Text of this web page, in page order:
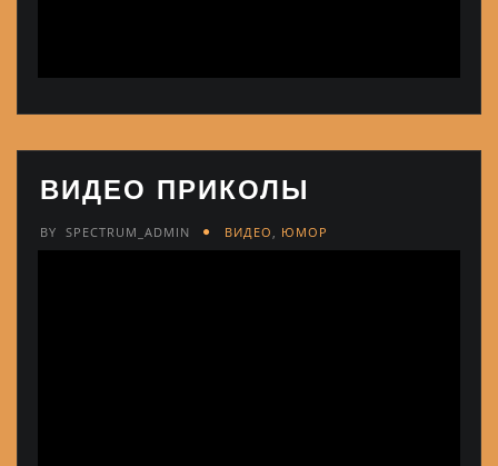
ВИДЕО ПРИКОЛЫ
BY SPECTRUM_ADMIN ВИДЕО ЮМОР